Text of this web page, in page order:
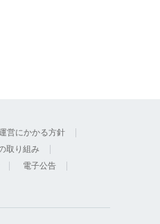
営にかかる方針
取り組み
電子公告